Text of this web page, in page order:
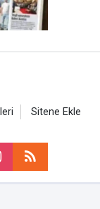
Sitene Ekle